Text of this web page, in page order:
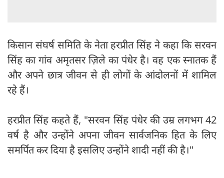
किसान संघर्ष समिति के नेता हरप्रीत सिंह ने कहा कि सरवन
सिंह का गांव अमृतसर ज़िले का पंधेर है। वह एक स्नातक हैं
और अपने छात्र जीवन से ही लोगों के आंदोलनों में शामिल
रहे हैं।
हरप्रीत सिंह कहते हैं, "सरवन सिंह पंधेर की उम्र लगभग 42
वर्ष है और उन्होंने अपना जीवन सार्वजनिक हित के लिए
समर्पित कर दिया है इसलिए उन्होंने शादी नहीं की है।"